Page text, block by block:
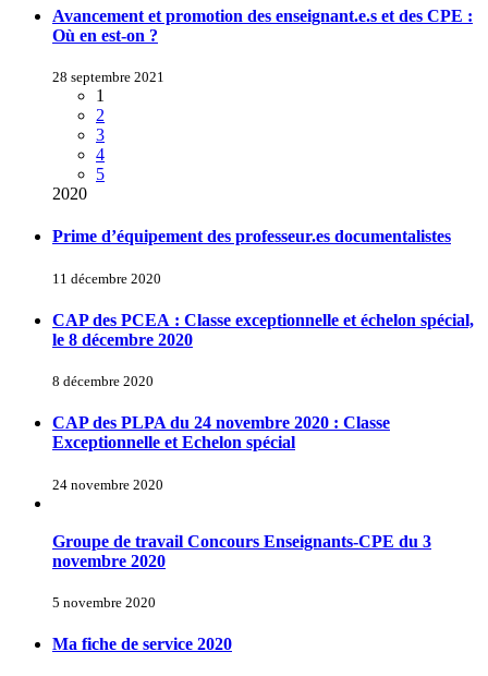
Avancement et promotion des enseignant.e.s et des CPE :
Où en est-on ?
28 septembre 2021
1
2
3
4
5
2020
Prime d’équipement des professeur.es documentalistes
11 décembre 2020
CAP des PCEA : Classe exceptionnelle et échelon spécial,
le 8 décembre 2020
8 décembre 2020
CAP des PLPA du 24 novembre 2020 : Classe
Exceptionnelle et Echelon spécial
24 novembre 2020
Groupe de travail Concours Enseignants-CPE du 3
novembre 2020
5 novembre 2020
Ma fiche de service 2020